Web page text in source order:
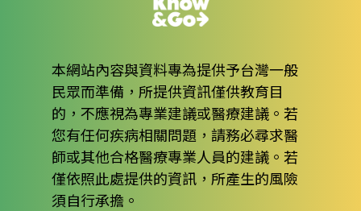
本網站內容與資料專為提供予台灣一般
民眾而準備，所提供資訊僅供教育目
的，不應視為專業建議或醫療建議。若
您有任何疾病相關問題，請務必尋求醫
師或其他合格醫療專業人員的建議。若
僅依照此處提供的資訊，所產生的風險
須自行承擔。